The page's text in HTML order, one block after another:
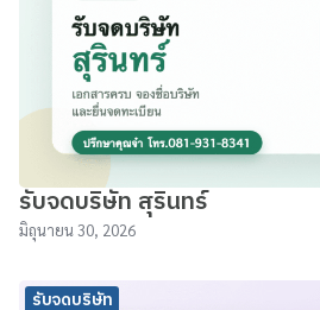
รับจดบริษัท สุรินทร์
มิถุนายน 30, 2026
รับจดบริษัท